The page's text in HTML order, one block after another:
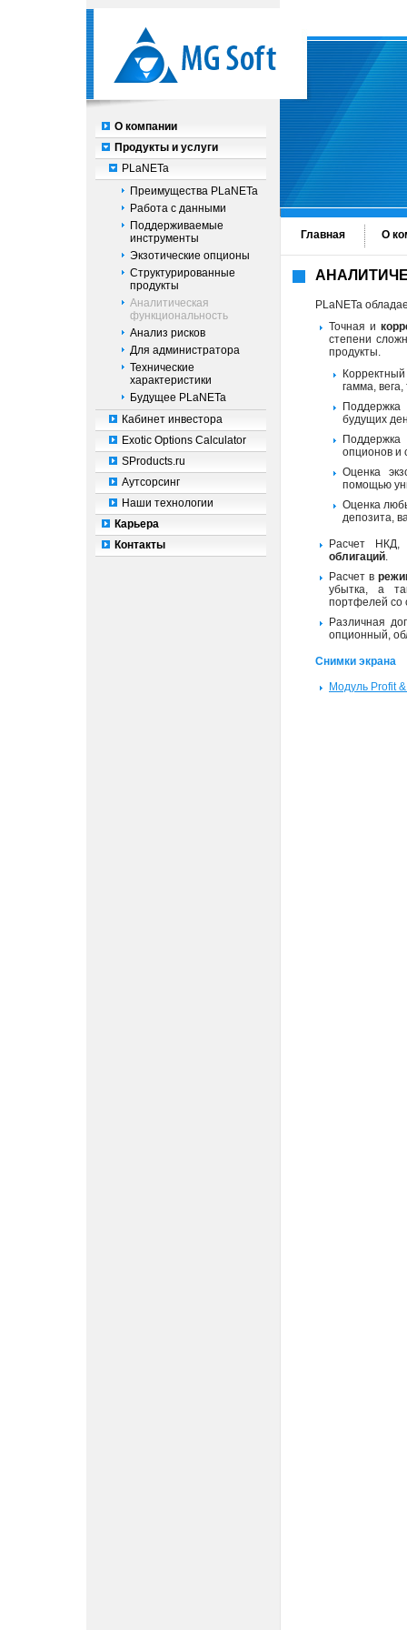
О компании
Продукты и услуги
PLaNETa
Преимущества PLaNETa
Работа с данными
Поддерживаемые
инструменты
Экзотические опционы
Структурированные
продукты
Аналитическая
функциональность
Анализ рисков
Для администратора
Технические
характеристики
Будущее PLaNETa
Кабинет инвестора
Exotic Options Calculator
SProducts.ru
Аутсорсинг
Наши технологии
Карьера
Контакты
Главная О
PLaNETa
Точная и
степени
продукты.
гамма,
будущих
опционов и
Оценка
помощью
Оценка
депозита,
Расчет НКД,
облигаций.
Расчет в
убытка, а
портфелей со
Различная
опционный,
Снимки экрана
Модуль Profit